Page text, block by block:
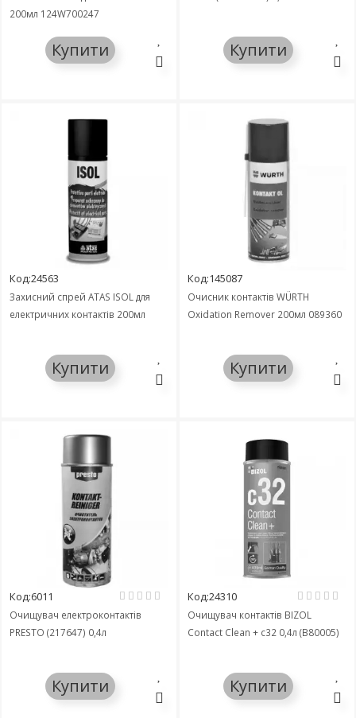
200мл 124W700247
Купити Купити
Код:24563
Захисний спрей ATAS ISOL для
електричних контактів 200мл
Купити
Код:145087
Очисник контактів WÜRTH
Oxidation Remover 200мл 089360
Купити
Код:6011
Очищувач електроконтактів
PRESTO (217647) 0,4л
Купити
Код:24310
Очищувач контактів BIZOL
Contact Clean + c32 0,4л (B80005)
Купити